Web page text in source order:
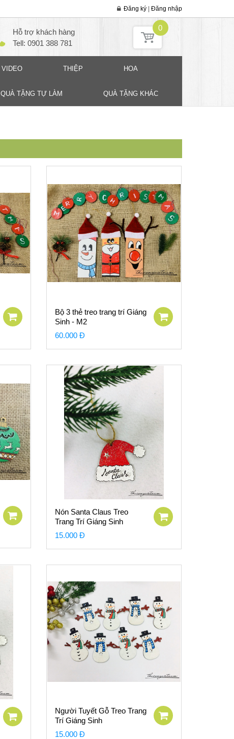
Đăng ký | Đăng nhập
Hỗ trợ khách hàng
Tell: 0901 388 781
0
VIDEO THIỆP HOA
TẶNG TỰ LÀM QUÀ TẶNG KHÁC
Bộ 3 thẻ treo trang trí Giáng
Sinh - M2
60.000 Đ
Nón Santa Claus Treo
Trang Trí Giáng Sinh
15.000 Đ
Người Tuyết Gỗ Treo Trang
Trí Giáng Sinh
15.000 Đ